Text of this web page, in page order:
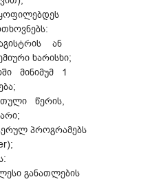
ან
ხარისხი;
მინიმუმ 1
წერის,
პროგრამებს
განათლების